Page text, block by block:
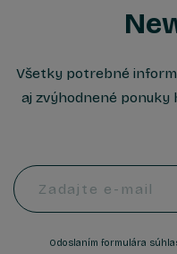
Všetky potrebné
aj zvýhodnené ponuky
Zadajte e-mail
Odoslaním formulára